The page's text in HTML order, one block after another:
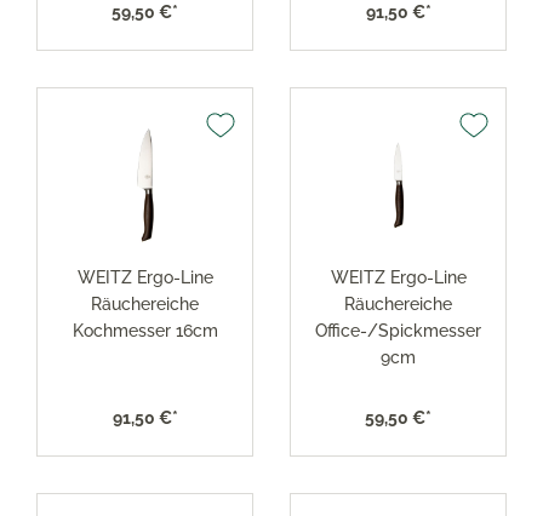
59,50 €* 91,50 €*
WEITZ Ergo-Line
Räuchereiche
Kochmesser 16cm
91,50 €*
WEITZ Ergo-Line
Räuchereiche
Office-/Spickmesser
9cm
59,50 €*